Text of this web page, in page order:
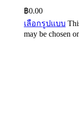
฿0.00
เลือกรูปแบบ
may be chosen